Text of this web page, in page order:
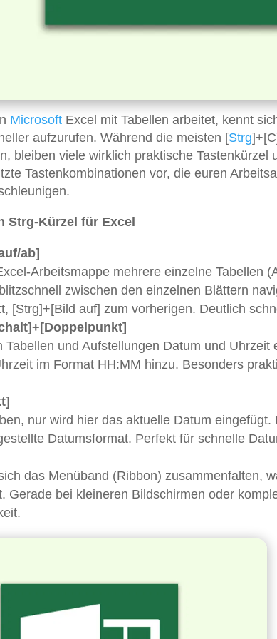
Microsoft Excel mit Tabellen arbeitet, kennt
aufzurufen. Während die meisten [Strg
bleiben viele wirklich praktische Tastenkürzel
Tastenkombinationen vor, die euren
Strg-Kürzel für Excel
ab]
Arbeitsmappe mehrere einzelne Tabellen
zwischen den einzelnen Blättern
[Strg]+[Bild auf] zum vorherigen. Deutlich
Tabellen und Aufstellungen Datum und
im Format HH:MM hinzu. Besonders
nur wird hier das aktuelle Datum
Datumsformat. Perfekt für schnelle
das Menüband (Ribbon) zusammenfalten,
Gerade bei kleineren Bildschirmen oder